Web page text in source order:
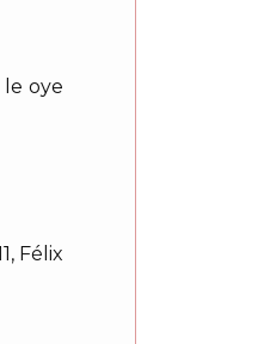
oye
Félix